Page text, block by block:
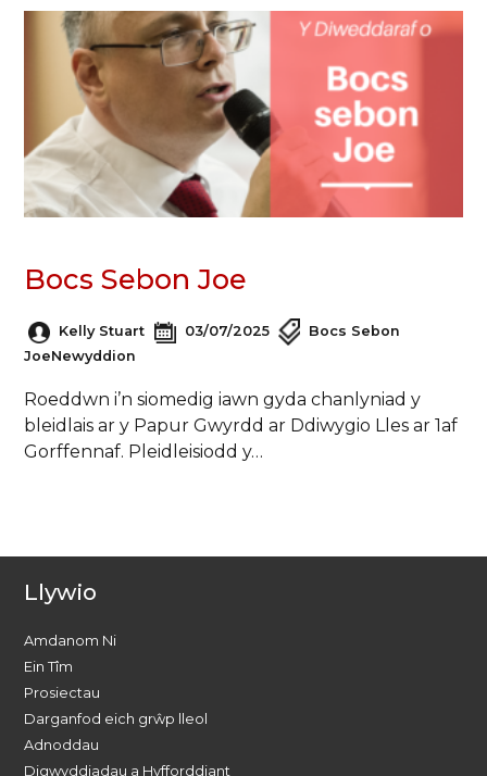
Bocs Sebon Joe
Kelly Stuart 03/07/2025
Bocs Sebon
JoeNewyddion
Roeddwn i’n siomedig iawn gyda chanlyniad y
bleidlais ar y Papur Gwyrdd ar Ddiwygio Lles ar 1af
Gorffennaf. Pleidleisiodd y…
Llywio
Amdanom Ni
Ein Tîm
Prosiectau
Darganfod eich grŵp lleol
Adnoddau
Digwyddiadau a Hyfforddiant